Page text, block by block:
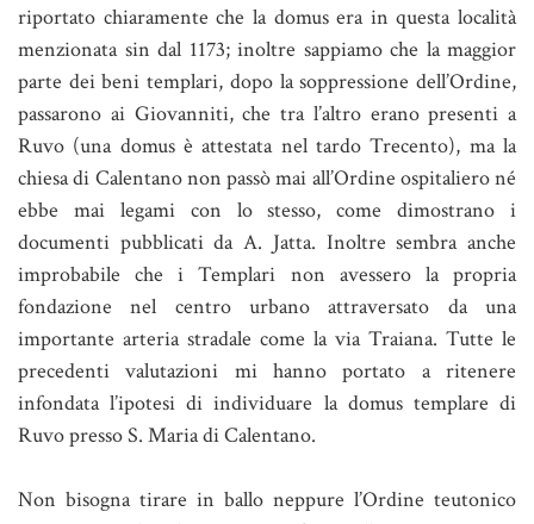
riportato chiaramente che la domus era in questa località
menzionata sin dal 1173; inoltre sappiamo che la maggior
parte dei beni templari, dopo la soppressione dell’Ordine,
passarono ai Giovanniti, che tra l’altro erano presenti a
Ruvo (una domus è attestata nel tardo Trecento), ma la
chiesa di Calentano non passò mai all’Ordine ospitaliero né
ebbe mai legami con lo stesso, come dimostrano i
documenti pubblicati da A. Jatta. Inoltre sembra anche
improbabile che i Templari non avessero la propria
fondazione nel centro urbano attraversato da una
importante arteria stradale come la via Traiana. Tutte le
precedenti valutazioni mi hanno portato a ritenere
infondata l’ipotesi di individuare la domus templare di
Ruvo presso S. Maria di Calentano.
Non bisogna tirare in ballo neppure l’Ordine teutonico